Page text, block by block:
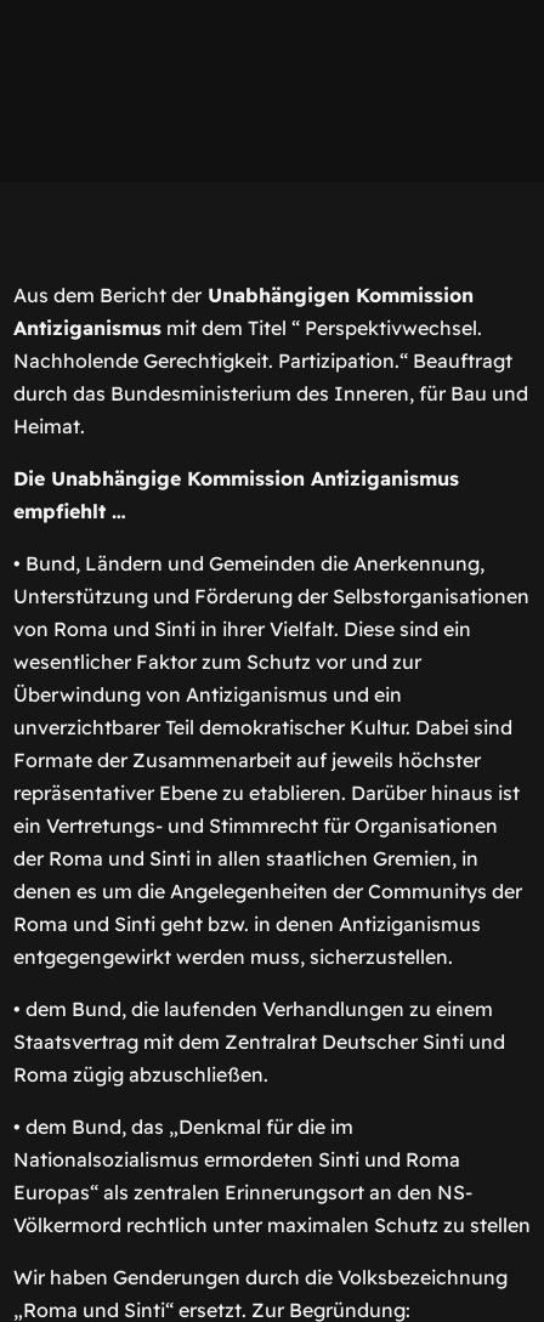
Aus dem Bericht derUnabhängigen Kommission
Antiziganismusmit dem Titel “ Perspektivwechsel.
Nachholende Gerechtigkeit. Partizipation.“ Beauftragt
durch das Bundesministerium des Inneren, für Bau und
Heimat.
Die Unabhängige Kommission Antiziganismus
empfiehlt …
• Bund, Ländern und Gemeinden die Anerkennung,
Unterstützung und Förderung der Selbstorganisationen
von Roma und Sinti in ihrer Vielfalt. Diese sind ein
wesentlicher Faktor zum Schutz vor und zur
Überwindung von Antiziganismus und ein
unverzichtbarer Teil demokratischer Kultur. Dabei sind
Formate der Zusammenarbeit auf jeweils höchster
repräsentativer Ebene zu etablieren. Darüber hinaus ist
ein Vertretungs- und Stimmrecht für Organisationen
der Roma und Sinti in allen staatlichen Gremien, in
denen es um die Angelegenheiten der Communitys der
Roma und Sinti geht bzw. in denen Antiziganismus
entgegengewirkt werden muss, sicherzustellen.
• dem Bund, die laufenden Verhandlungen zu einem
Staatsvertrag mit dem Zentralrat Deutscher Sinti und
Roma zügig abzuschließen.
• dem Bund, das „Denkmal für die im
Nationalsozialismus ermordeten Sinti und Roma
Europas“ als zentralen Erinnerungsort an den NS-
Völkermord rechtlich unter maximalen Schutz zu stellen
Wir haben Genderungen durch die Volksbezeichnung
„Roma und Sinti“ ersetzt. Zur Begründung: